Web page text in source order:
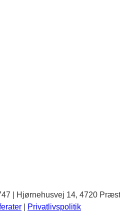
| Hjørnehusvej 14, 4720
Privatlivspolitik